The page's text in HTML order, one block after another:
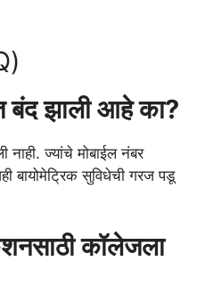
बंद झाली आहे का?
नाही. ज्यांचे मोबाईल नंबर
बायोमेट्रिक सुविधेची गरज पडू
कॉलेजला